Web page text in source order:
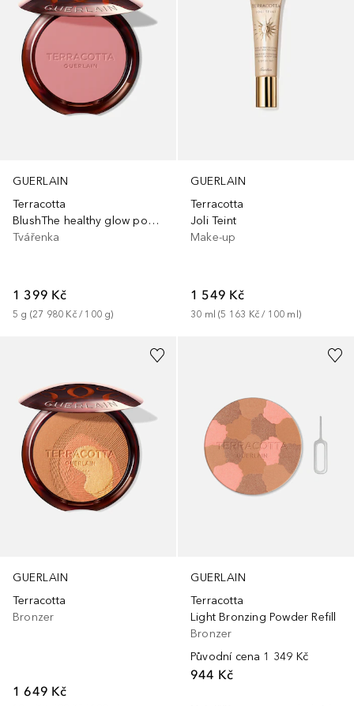
GUERLAIN
Terracotta
BlushThe healthy glow powder blush90% naturally-derived ingredients
Tvářenka
1 399 Kč
5 g (27 980 Kč / 100 g)
GUERLAIN
Terracotta
Joli Teint
Make-up
1 549 Kč
30 ml (5 163 Kč / 100 ml )
GUERLAIN
Terracotta
Bronzer
1 649 Kč
GUERLAIN
Terracotta
Light Bronzing Powder Refill
Bronzer
Původní cena 1 349 Kč
944 Kč
+1